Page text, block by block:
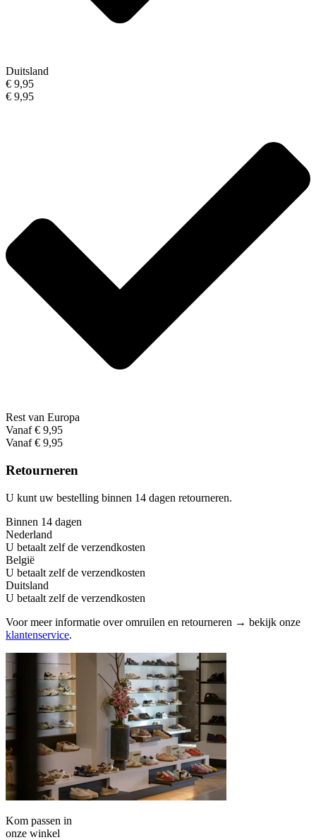
Duitsland
€ 9,95
€ 9,95
Rest van Europa
Vanaf € 9,95
Vanaf € 9,95
Retourneren
U kunt uw bestelling binnen 14 dagen retourneren.
Binnen 14 dagen
Nederland
U betaalt zelf de verzendkosten
België
U betaalt zelf de verzendkosten
Duitsland
U betaalt zelf de verzendkosten
Voor meer informatie over omruilen en retourneren → bekijk onze
klantenservice.
Kom passen in
onze winkel